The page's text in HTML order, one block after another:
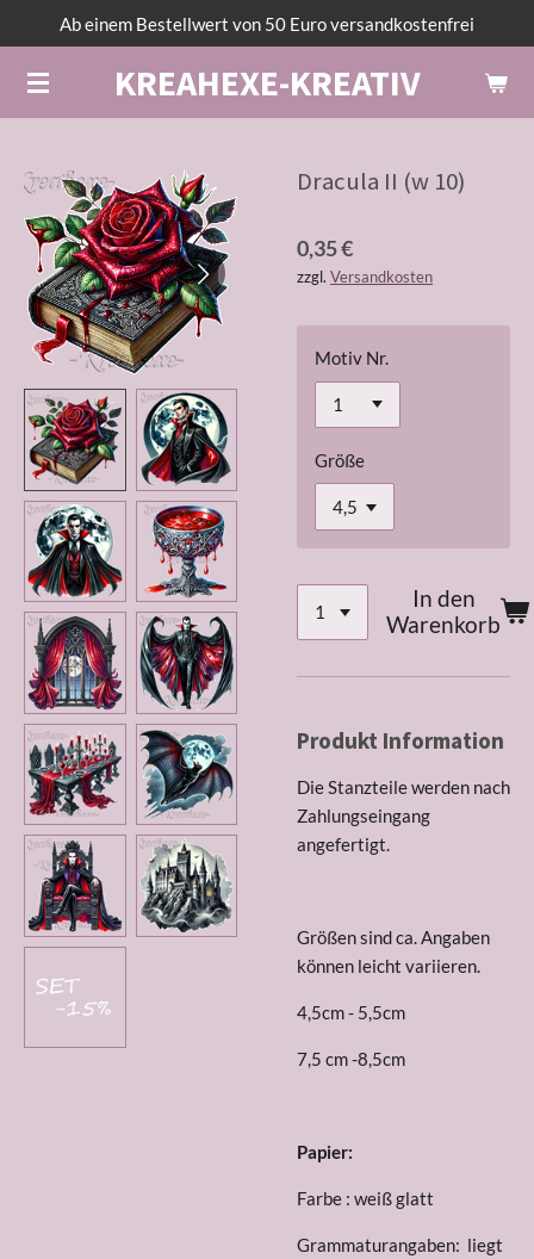
Hauptinhalt
springen
KREAHEXE-KREATIV
Ab einem Bestellwert von 50 Euro versandkostenfrei
Dracula II (w 10)
0,35 €
zzgl. Versandkosten
Motiv Nr.
Größe
In den
Warenkorb
Produkt Information
Die Stanzteile werden nach
Zahlungseingang
angefertigt.
Größen sind ca. Angaben
können leicht variieren.
4,5cm - 5,5cm
7,5 cm -8,5cm
Papier:
Farbe : weiß glatt
Grammaturangaben: liegt